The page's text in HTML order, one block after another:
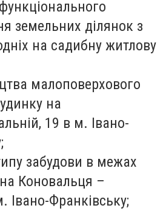
земельних ділянок з
на садибну житлову
малоповерхового
на
19 в м. Івано-
забудови в межах
Коновальця –
Франківську;